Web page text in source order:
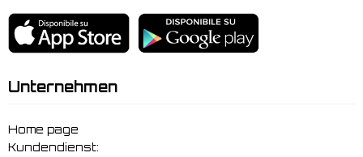
Unternehmen
Home page
Kundendienst: